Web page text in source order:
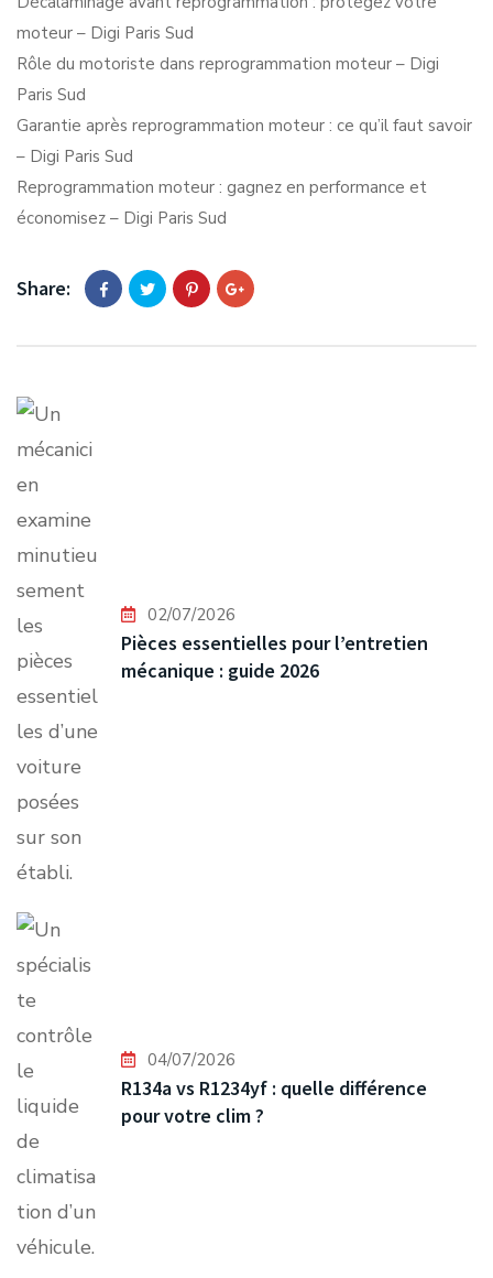
moteur – Digi Paris Sud
Rôle du motoriste dans reprogrammation moteur – Digi
Paris Sud
Garantie après reprogrammation moteur : ce qu’il faut savoir
– Digi Paris Sud
Reprogrammation moteur : gagnez en performance et
économisez – Digi Paris Sud
Share:
02/07/2026
Pièces essentielles pour l’entretien
mécanique : guide 2026
04/07/2026
R134a vs R1234yf : quelle différence
pour votre clim ?